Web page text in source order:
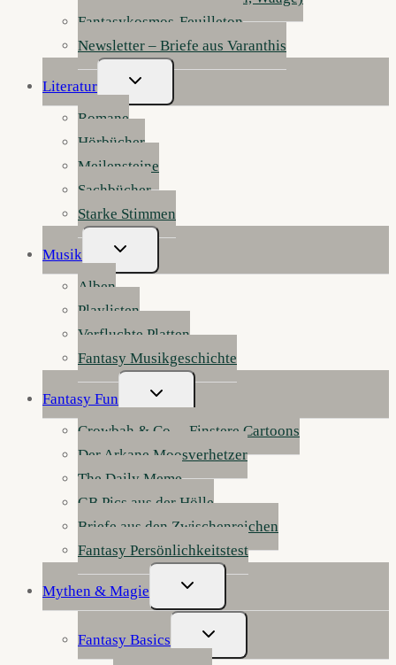
Fantasykosmos-Feuilleton
Newsletter – Briefe aus Varanthis
Literatur
Untermenü
Umschalten
Romane
Hörbücher
Meilensteine
Sachbücher
Starke Stimmen
Musik
Untermenü
Umschalten
Alben
Playlisten
Verfluchte Platten
Fantasy Musikgeschichte
Fantasy Fun
Untermenü
Umschalten
Crowbah & Co. – Finstere Cartoons
Der Arkane Moosverhetzer
The Daily Meme
GB Pics aus der Hölle
Briefe aus den Zwischenreichen
Fantasy Persönlichkeitstest
Mythen & Magie
Untermenü
Umschalten
Fantasy Basics
Untermenü
Umschalten